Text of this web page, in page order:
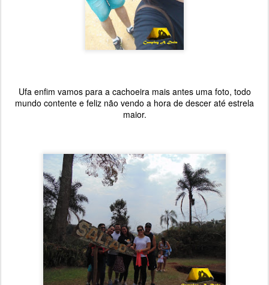
Ufa enfim vamos para a cachoeira mais antes uma foto, todo
mundo contente e feliz não vendo a hora de descer até estrela
maior.